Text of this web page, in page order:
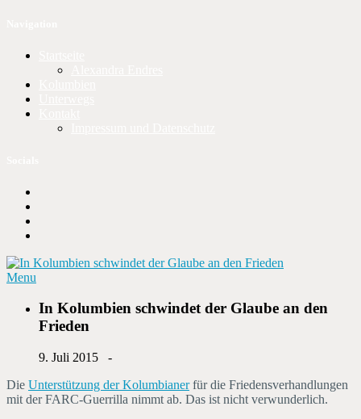
Menu
In Kolumbien schwindet der Glaube an den
Frieden
9. Juli 2015 -
Die Unterstützung der Kolumbianerfür die Friedensverhandlungen
mit der FARC-Guerrilla nimmt ab. Das ist nicht verwunderlich.